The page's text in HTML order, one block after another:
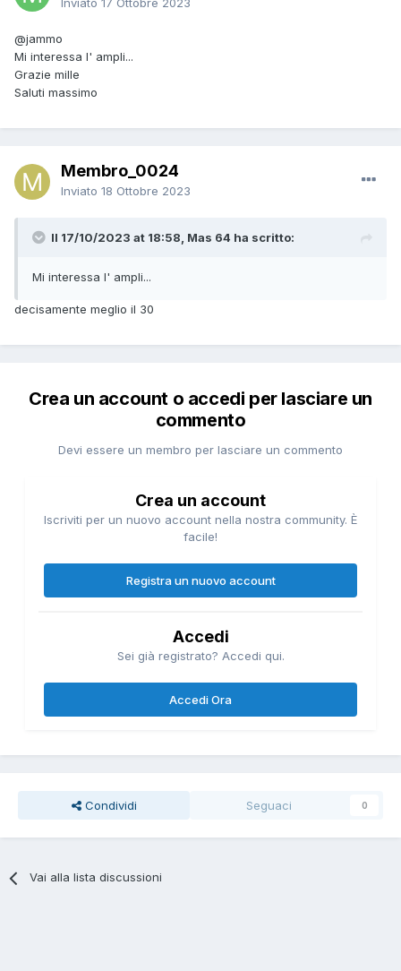
Inviato 17 Ottobre 2023
@jammo
Mi interessa l' ampli...
Grazie mille
Saluti massimo
Membro_0024
Inviato 18 Ottobre 2023
Il 17/10/2023 at 18:58, Mas 64 ha scritto:
Mi interessa l' ampli...
decisamente meglio il 30
Crea un account o accedi per lasciare un
commento
Devi essere un membro per lasciare un commento
Crea un account
Iscriviti per un nuovo account nella nostra community. È
facile!
Registra un nuovo account
Accedi
Sei già registrato? Accedi qui.
Accedi Ora
Condividi Seguaci 0
Vai alla lista discussioni